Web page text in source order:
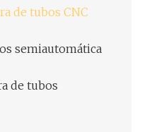
de tubos CNC
semiautomática
de tubos